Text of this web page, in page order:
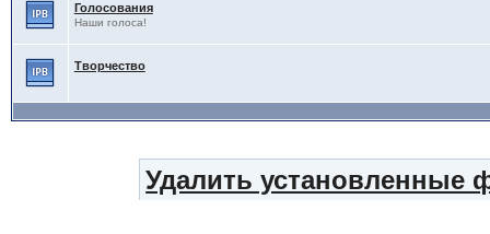
Голосования
Наши голоса!
Творчество
Удалить установленные